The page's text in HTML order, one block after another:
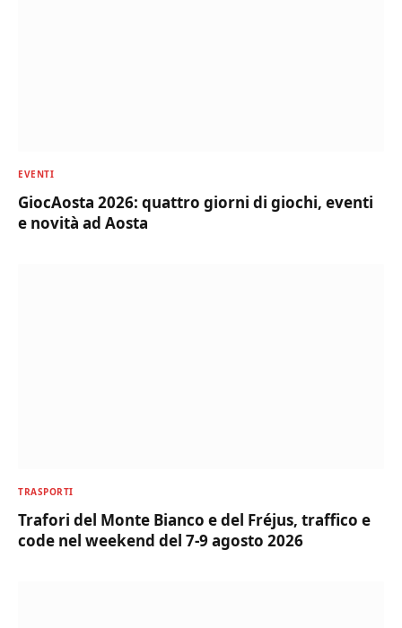
EVENTI
GiocAosta 2026: quattro giorni di giochi, eventi
e novità ad Aosta
TRASPORTI
Trafori del Monte Bianco e del Fréjus, traffico e
code nel weekend del 7-9 agosto 2026